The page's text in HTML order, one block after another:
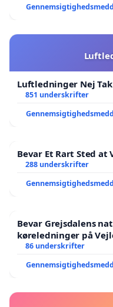
Luftledninger Nej Tak
851 underskrifter
Bevar Et Rart Sted at
288 underskrifter
Bevar Grejsdalens
køreledninger på
86 underskrifter